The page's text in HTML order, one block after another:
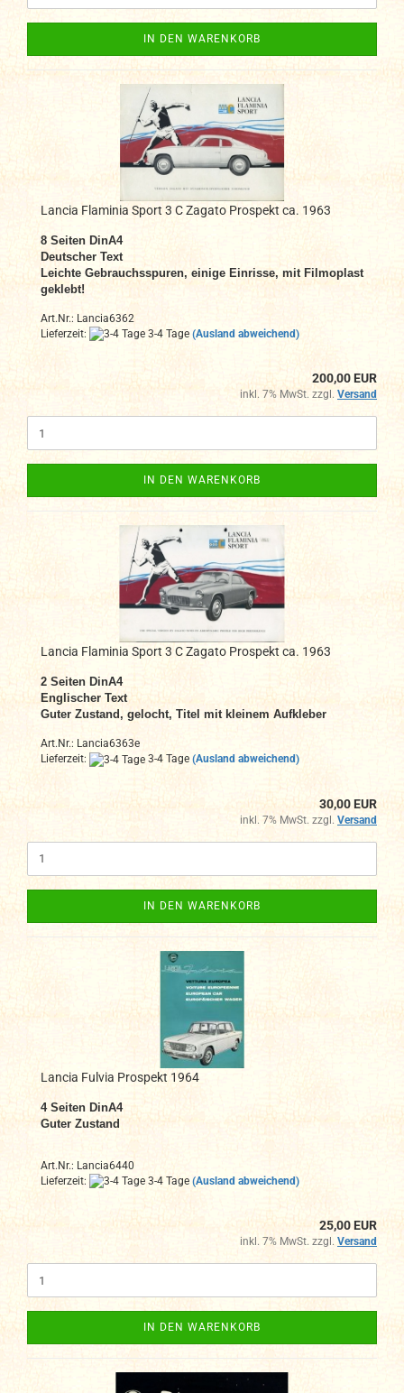
IN DEN WARENKORB
Lancia Flaminia Sport 3 C Zagato Prospekt ca. 1963
8 Seiten DinA4
Deutscher Text
Leichte Gebrauchsspuren, einige Einrisse, mit Filmoplast
geklebt!
Art.Nr.: Lancia6362
Lieferzeit:
3-4 Tage (Ausland abweichend)
200,00 EUR
inkl. 7% MwSt. zzgl. Versand
IN DEN WARENKORB
Lancia Flaminia Sport 3 C Zagato Prospekt ca. 1963
2 Seiten DinA4
Englischer Text
Guter Zustand, gelocht, Titel mit kleinem Aufkleber
Art.Nr.: Lancia6363e
Lieferzeit:
3-4 Tage (Ausland abweichend)
30,00 EUR
inkl. 7% MwSt. zzgl. Versand
IN DEN WARENKORB
Lancia Fulvia Prospekt 1964
4 Seiten DinA4
Guter Zustand
Art.Nr.: Lancia6440
Lieferzeit:
3-4 Tage (Ausland abweichend)
25,00 EUR
inkl. 7% MwSt. zzgl. Versand
IN DEN WARENKORB